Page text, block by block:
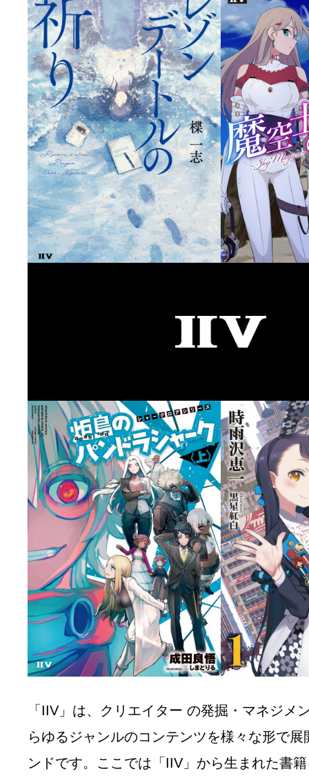
「IIV」は、クリエイター の発掘・マネジメ
らゆるジャンルのコンテンツを様々な形で
ンドです。ここでは「IIV」から生まれた書